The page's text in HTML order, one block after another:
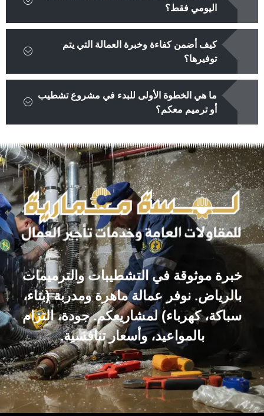
اليومي فقط؟
كيف أضمن كفاءة وخبرة العمالة التي يتم
توفيرها؟
ما هي الخطوة الأولى للبدء في مشروع تشطيب
أو ترميم معكم؟
خبرة موثوقة في التشطيبات والترميمات
بالرياض. نوفر عمالة ماهرة ومدربة (بناء،
سباكة، كهرباء) لمشاريعكم. جودة، التزام
بالمواعيد، وأسعار تنافسية.